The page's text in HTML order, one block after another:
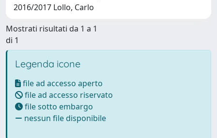
2016/2017 Lollo, Carlo
Mostrati risultati da 1 a 1
di 1
Legenda icone
file ad accesso aperto
file ad accesso riservato
file sotto embargo
nessun file disponibile